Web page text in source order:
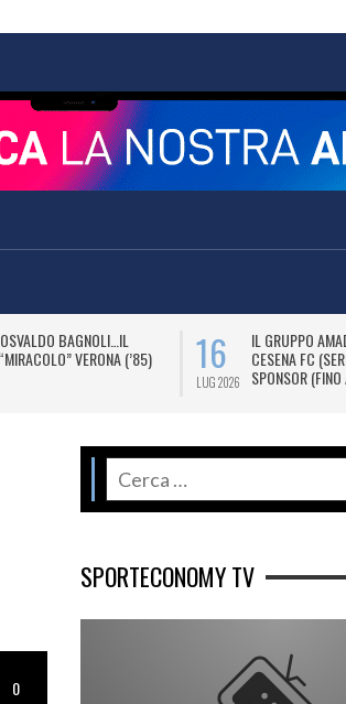
BAGNOLI…IL
VERONA (’85)
16
LUG 2026
IL GRUPPO
CESENA FC
SPONSOR
0
SPORTECONOMY TV